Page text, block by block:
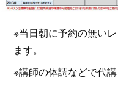
※当日朝に予約の無い
ます。
※講師の体調などで代